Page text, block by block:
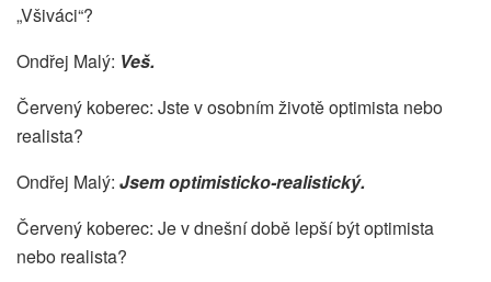
„Všiváci“?
Ondřej Malý: Veš.
Červený koberec: Jste v osobním životě optimista nebo
realista?
Ondřej Malý: Jsem optimisticko-realistický.
Červený koberec: Je v dnešní době lepší být optimista
nebo realista?